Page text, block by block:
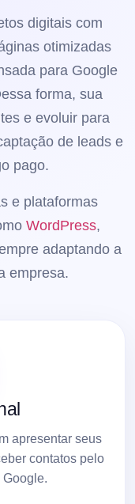
digitais com
otimizadas
para Google
forma, sua
e evoluir para
de leads e
pago.
e plataformas
WordPress,
adaptando a
empresa.
apresentar seus
contatos pelo